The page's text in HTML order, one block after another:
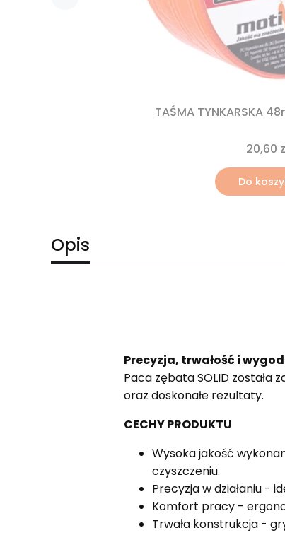
TAŚMA TYNKARSKA
20,60
Do
Opis
Precyzja, trwałość i
Paca zębata SOLID
oraz doskonałe rezultaty.
CECHY PRODUKTU
Wysoka jakość
czyszczeniu.
Precyzja w działaniu -
Komfort pracy -
Trwała konstrukcja -